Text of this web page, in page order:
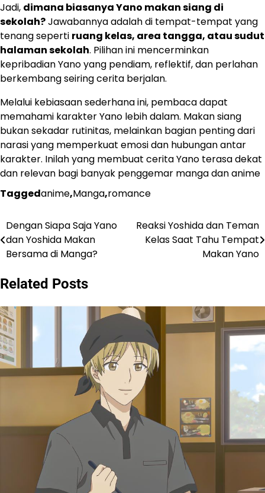
Jadi, dimana biasanya Yano makan siang di
sekolah?Jawabannya adalah di tempat-tempat yang
tenang seperti ruang kelas, area tangga, atau sudut
halaman sekolah. Pilihan ini mencerminkan
kepribadian Yano yang pendiam, reflektif, dan perlahan
berkembang seiring cerita berjalan.
Melalui kebiasaan sederhana ini, pembaca dapat
memahami karakter Yano lebih dalam. Makan siang
bukan sekadar rutinitas, melainkan bagian penting dari
narasi yang memperkuat emosi dan hubungan antar
karakter. Inilah yang membuat cerita Yano terasa dekat
dan relevan bagi banyak penggemar manga dan anime
Taggedanime,Manga,romance
Navigasi
pos
Dengan Siapa Saja Yano
dan Yoshida Makan
Bersama di Manga?
Reaksi Yoshida dan Teman
Kelas Saat Tahu Tempat
Makan Yano
Related Posts